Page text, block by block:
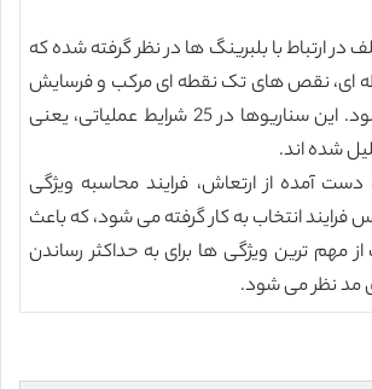
ارتباط با بلبرینگ ها در نظر گرفته شده که
نقص های تک نقطه ای مرکب و فرسایش
کلی را شامل می شود. این سناریوها در 25 شرایط عملیاتی، یعنی
شده اند.
آمده از ارتعاش، فرایند محاسبه ویژگی
انتخاب به کار گرفته می شود، که باعث
مهم ترین ویژگی ها برای به حداکثر رساندن
مد نظر می شود.